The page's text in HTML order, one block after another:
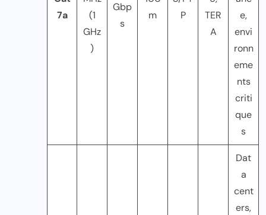
7a
(1
GHz
)
Gbp
s
m
P
TER
A
e,
envi
ronn
eme
nts
criti
que
s
Dat
a
cent
ers,